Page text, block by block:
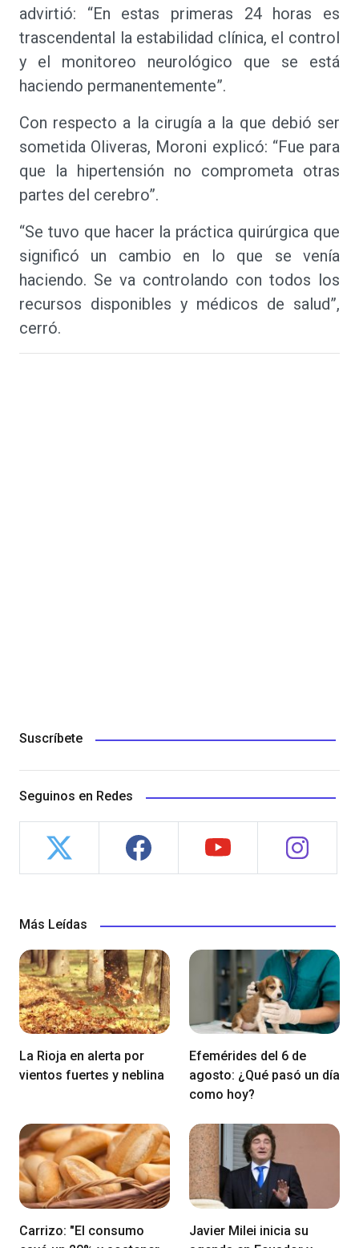
advirtió: “En estas primeras 24 horas es
trascendental la estabilidad clínica, el control
y el monitoreo neurológico que se está
haciendo permanentemente”.
Con respecto a la cirugía a la que debió ser
sometida Oliveras, Moroni explicó: “Fue para
que la hipertensión no comprometa otras
partes del cerebro”.
“Se tuvo que hacer la práctica quirúrgica que
significó un cambio en lo que se venía
haciendo. Se va controlando con todos los
recursos disponibles y médicos de salud”,
cerró.
Suscríbete
Seguinos en Redes
Más Leídas
La Rioja en alerta por
vientos fuertes y neblina
Efemérides del 6 de
agosto: ¿Qué pasó un día
como hoy?
Carrizo: "El consumo
Javier Milei inicia su